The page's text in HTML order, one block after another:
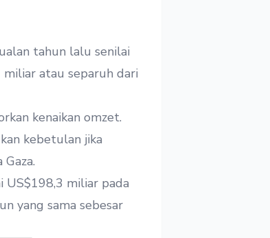
tahun lalu senilai
miliar atau separuh dari
kenaikan omzet.
kebetulan jika
US$198,3 miliar pada
yang sama sebesar